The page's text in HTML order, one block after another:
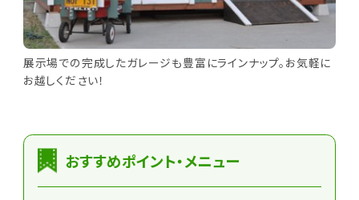
展示場での完成したガレージも豊富にラインナップ。お気軽に
お越しください！
おすすめポイント・メニュー